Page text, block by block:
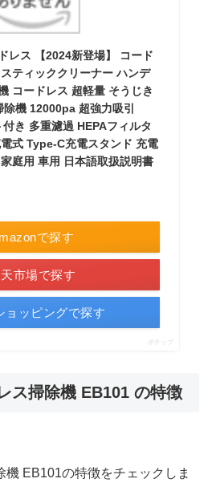
レス 【2024新登場】 コード
ティッククリーナー ハンデ
コードレス 超軽量 そうじき
機 12000pa 超強力吸引
き 多重濾過 HEPAフィルタ
式 Type-C充電スタンド 充電
庭用 車用 日本語取扱説明書
で探す
市場で探す
ョッピングで探す
ポチップ
ス掃除機 EB101 の特徴
機 EB101の特徴をチェックしま